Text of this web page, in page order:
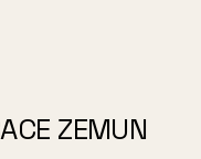
ZEMUN